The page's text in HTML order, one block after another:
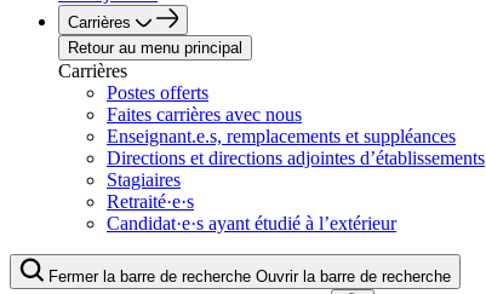
Carrières
Retour au menu principal
Carrières
Postes offerts
Faites carrières avec nous
Enseignant.e.s, remplacements et suppléances
Directions et directions adjointes d’établissements
Stagiaires
Retraité·e·s
Candidat·e·s ayant étudié à l’extérieur
Fermer la barre de recherche Ouvrir la barre de recherche